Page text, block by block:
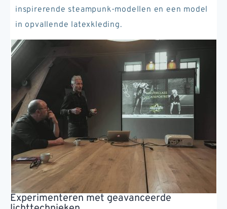
inspirerende steampunk-modellen en een model
in opvallende latexkleding.
Experimenteren met geavanceerde